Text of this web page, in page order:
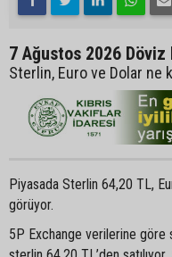
7 Ağustos 2026 Döviz
Sterlin, Euro ve Dolar ne
Piyasada Sterlin 64,20 TL,
görüyor.
5P Exchange verilerine göre